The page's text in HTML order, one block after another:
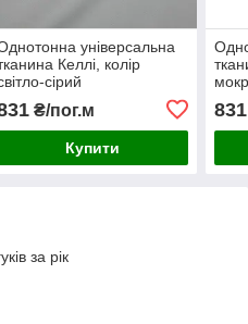
універсальна
Келлі, колір
сірий
₴/пог.м
Купити
831
за рік